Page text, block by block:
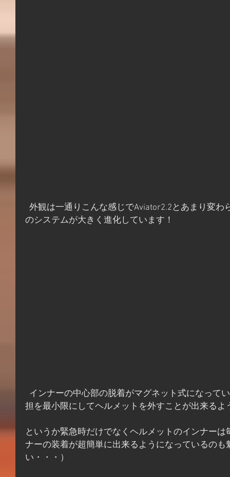
のシステムが大きく進化しています！
担を最小限にしてヘルメットを外すことが出来る
というか緊急時だけでなくヘルメットのインナー
ナーの装着が超簡単に出来るようになっているのも
い・・・）